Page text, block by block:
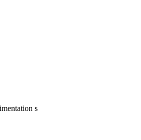
s